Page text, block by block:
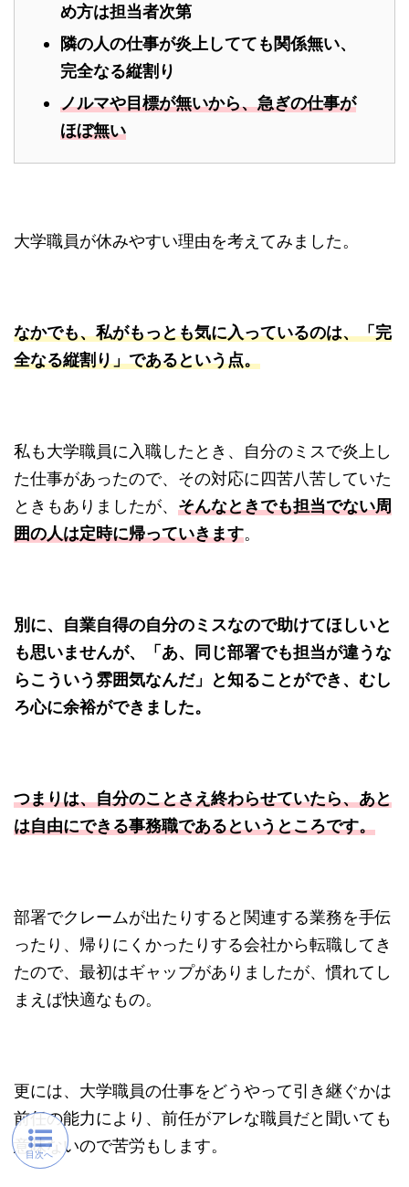
め方は担当者次第
隣の人の仕事が炎上してても関係無い、
完全なる縦割り
ノルマや目標が無いから、急ぎの仕事が
ほぼ無い
大学職員が休みやすい理由を考えてみました。
なかでも、私がもっとも気に入っているのは、「完
全なる縦割り」であるという点。
私も大学職員に入職したとき、自分のミスで炎上し
た仕事があったので、その対応に四苦八苦していた
ときもありましたが、 そんなときでも担当でない周
囲の人は定時に帰っていきます。
別に、自業自得の自分のミスなので助けてほしいと
も思いませんが、「あ、同じ部署でも担当が違うな
らこういう雰囲気なんだ」と知ることができ、むし
ろ心に余裕ができました。
つまりは、自分のことさえ終わらせていたら、あと
は自由にできる事務職であるというところです。
部署でクレームが出たりすると関連する業務を手伝
ったり、帰りにくかったりする会社から転職してき
たので、最初はギャップがありましたが、慣れてし
まえば快適なもの。
更には、大学職員の仕事をどうやって引き継ぐかは
前任の能力により、前任がアレな職員だと聞いても
意味ないので苦労もします。